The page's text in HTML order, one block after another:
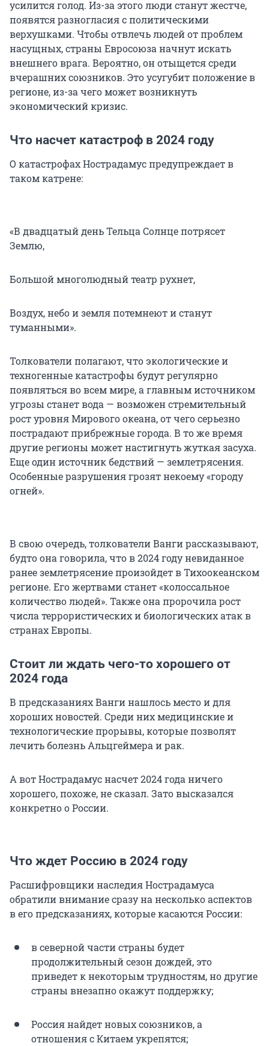
усилится голод. Из-за этого люди станут жестче,
появятся разногласия с политическими
верхушками. Чтобы отвлечь людей от проблем
насущных, страны Евросоюза начнут искать
внешнего врага. Вероятно, он отыщется среди
вчерашних союзников. Это усугубит положение в
регионе, из-за чего может возникнуть
экономический кризис.
Что насчет катастроф в 2024 году
О катастрофах Нострадамус предупреждает в
таком катрене:
«В двадцатый день Тельца Солнце потрясет
Землю,
Большой многолюдный театр рухнет,
Воздух, небо и земля потемнеют и станут
туманными».
Толкователи полагают, что экологические и
техногенные катастрофы будут регулярно
появляться во всем мире, а главным источником
угрозы станет вода — возможен стремительный
рост уровня Мирового океана, от чего серьезно
пострадают прибрежные города. В то же время
другие регионы может настигнуть жуткая засуха.
Еще один источник бедствий — землетрясения.
Особенные разрушения грозят некоему «городу
огней».
В свою очередь, толкователи Ванги рассказывают,
будто она говорила, что в 2024 году невиданное
ранее землетрясение произойдет в Тихоокеанском
регионе. Его жертвами станет «колоссальное
количество людей». Также она пророчила рост
числа террористических и биологических атак в
странах Европы.
Стоит ли ждать чего-то хорошего от
2024 года
В предсказаниях Ванги нашлось место и для
хороших новостей. Среди них медицинские и
технологические прорывы, которые позволят
лечить болезнь Альцгеймера и рак.
А вот Нострадамус насчет 2024 года ничего
хорошего, похоже, не сказал. Зато высказался
конкретно о России.
Что ждет Россию в 2024 году
Расшифровщики наследия Нострадамуса
обратили внимание сразу на несколько аспектов
в его предсказаниях, которые касаются России:
в северной части страны будет
продолжительный сезон дождей, это
приведет к некоторым трудностям, но другие
страны внезапно окажут поддержку;
Россия найдет новых союзников, а
отношения с Китаем укрепятся;